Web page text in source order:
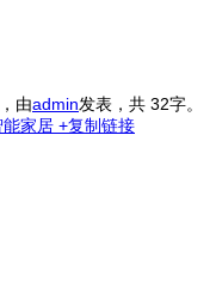
由admin发表，共 32字。
家居 +复制链接